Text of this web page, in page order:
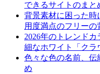
できるサイトのまと
背景素材に困った時
用度満点のフリーの
2026年のトレンド
細なホワイト「クラ
色々な色の名前、伝
め